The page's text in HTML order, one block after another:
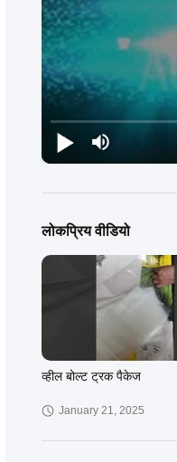
लोकप्रिय वीडियो
व्हील बोल्ट ट्रक पैकेज
January 21, 2025